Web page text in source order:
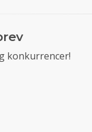
konkurrencer!